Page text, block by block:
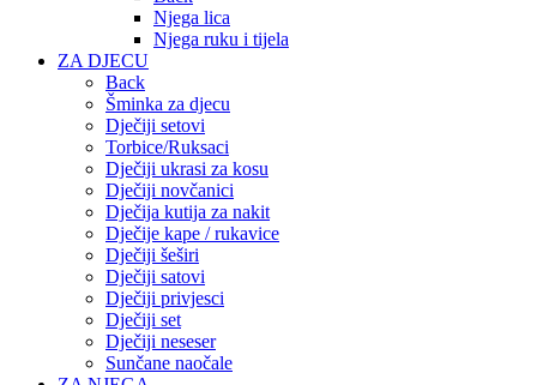
Njega lica
Njega ruku i tijela
ZA DJECU
Back
Šminka za djecu
Dječiji setovi
Torbice/Ruksaci
Dječiji ukrasi za kosu
Dječiji novčanici
Dječija kutija za nakit
Dječije kape / rukavice
Dječiji šeširi
Dječiji satovi
Dječiji privjesci
Dječiji set
Dječiji neseser
Sunčane naočale